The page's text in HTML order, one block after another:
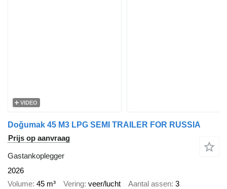
VIDEO
Doğumak 45 M3 LPG SEMI TRAILER FOR RUSSIA
Prijs op aanvraag
Gastankoplegger
2026
Volume 45 m³ Vering veer/lucht Aantal assen 3